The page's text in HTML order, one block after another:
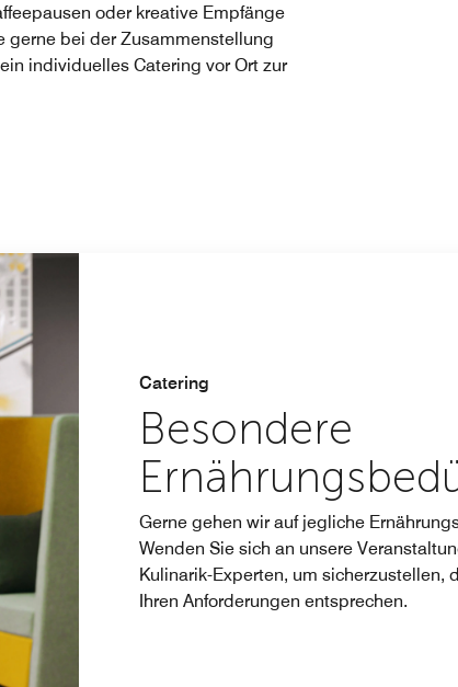
oder kreative Empfänge
gerne bei der Zusammenstellung
individuelles Catering vor Ort zur
Catering
Besondere
Gerne gehen wir auf jegliche
Wenden Sie sich an unsere
Kulinarik-Experten, um sicherzustellen,
Ihren Anforderungen entsprechen.